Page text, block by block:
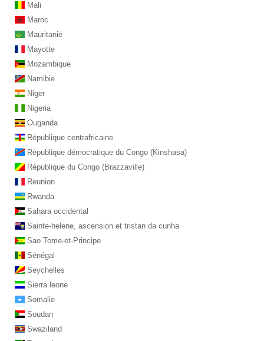
Mali
Maroc
Mauritanie
Mayotte
Mozambique
Namibie
Niger
Nigeria
Ouganda
République centrafricaine
République démocratique du Congo (Kinshasa)
République du Congo (Brazzaville)
Reunion
Rwanda
Sahara occidental
Sainte-helene, ascension et tristan da cunha
Sao Tome-et-Principe
Sénégal
Seychelles
Sierra leone
Somalie
Soudan
Swaziland